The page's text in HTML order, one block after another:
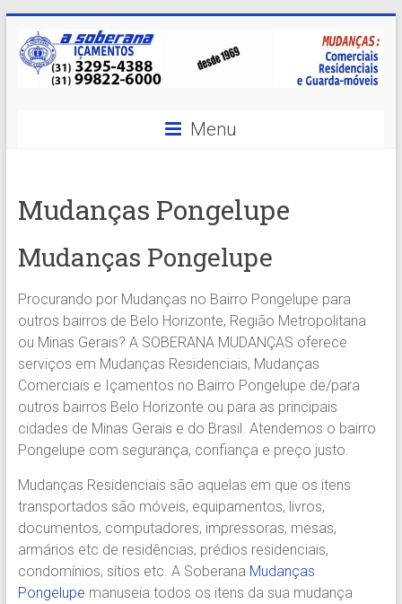
content
A
MELHOR
em
Içamentos
em
BH
e
Região.
Segurança,
Agilidade
Confiança.
31.2510-
Menu
Mudanças Pongelupe
Mudanças Pongelupe
Procurando por Mudanças no Bairro Pongelupe para
outros bairros de Belo Horizonte, Região Metropolitana
ou Minas Gerais? A SOBERANA MUDANÇAS oferece
serviços em Mudanças Residenciais, Mudanças
Comerciais e Içamentos no Bairro Pongelupe de/para
outros bairros Belo Horizonte ou para as principais
cidades de Minas Gerais e do Brasil. Atendemos o bairro
Pongelupe com segurança, confiança e preço justo.
Mudanças Residenciais são aquelas em que os itens
transportados são móveis, equipamentos, livros,
documentos, computadores, impressoras, mesas,
armários etc de residências, prédios residenciais,
condomínios, sítios etc. A Soberana Mudanças
Pongelupe manuseia todos os itens da sua mudança